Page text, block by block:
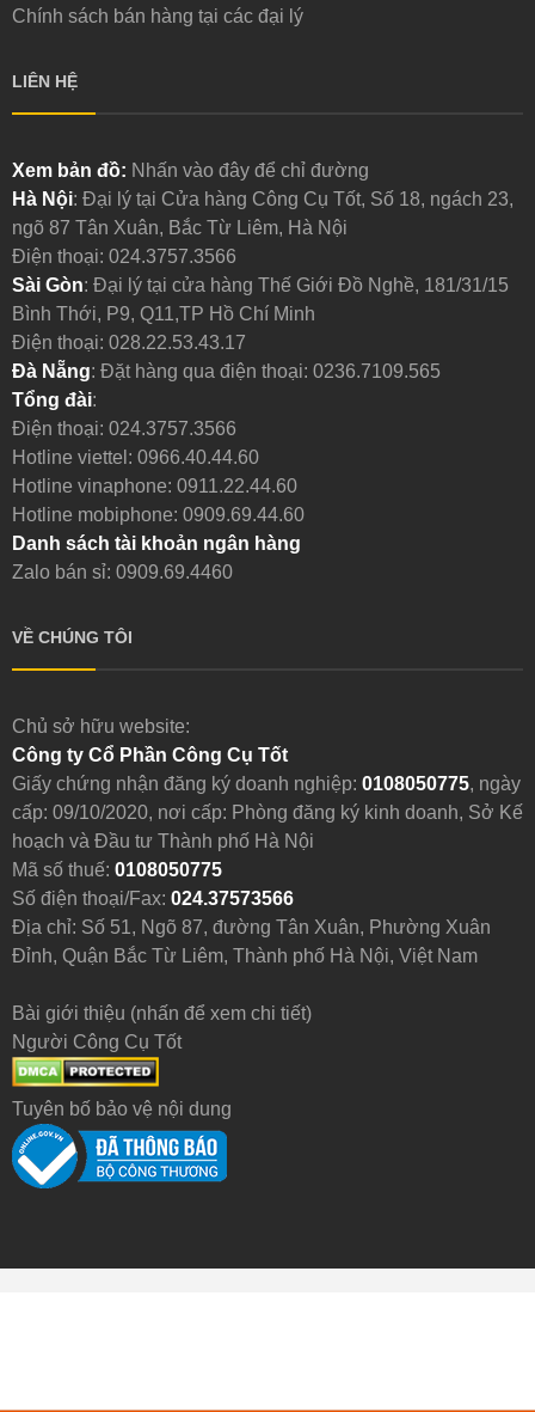
Chính sách bán hàng tại các đại lý
LIÊN HỆ
Xem bản đồ: Nhấn vào đây để chỉ đường
Hà Nội: Đại lý tại Cửa hàng Công Cụ Tốt, Số 18, ngách 23,
ngõ 87 Tân Xuân, Bắc Từ Liêm, Hà Nội
Điện thoại: 024.3757.3566
Sài Gòn: Đại lý tại cửa hàng Thế Giới Đồ Nghề, 181/31/15
Bình Thới, P9, Q11,TP Hồ Chí Minh
Điện thoại: 028.22.53.43.17
Đà Nẵng: Đặt hàng qua điện thoại: 0236.7109.565
Tổng đài:
Điện thoại: 024.3757.3566
Hotline viettel: 0966.40.44.60
Hotline vinaphone: 0911.22.44.60
Hotline mobiphone: 0909.69.44.60
Danh sách tài khoản ngân hàng
Zalo bán sỉ: 0909.69.4460
VỀ CHÚNG TÔI
Chủ sở hữu website:
Công ty Cổ Phần Công Cụ Tốt
Giấy chứng nhận đăng ký doanh nghiệp: 0108050775, ngày
cấp: 09/10/2020, nơi cấp: Phòng đăng ký kinh doanh, Sở Kế
hoạch và Đầu tư Thành phố Hà Nội
Mã số thuế: 0108050775
Số điện thoại/Fax: 024.37573566
Địa chỉ: Số 51, Ngõ 87, đường Tân Xuân, Phường Xuân
Đỉnh, Quận Bắc Từ Liêm, Thành phố Hà Nội, Việt Nam
Bài giới thiệu (nhấn để xem chi tiết)
Người Công Cụ Tốt
Tuyên bố bảo vệ nội dung